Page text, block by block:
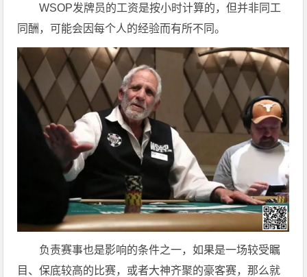
WSOP发牌员的工资是按小时计算的，但并非同工
同酬，可能会因每个人的经验而有所不同。
负责赛事也是影响的条件之一，如果是一场较受瞩
目、保底较高的比赛，或者大神齐聚的豪客赛，那么就